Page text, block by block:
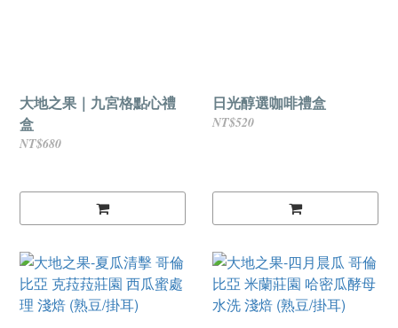
大地之果｜九宮格點心禮
盒
NT$680
日光醇選咖啡禮盒
NT$520